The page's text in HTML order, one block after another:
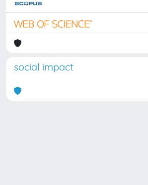
social impact